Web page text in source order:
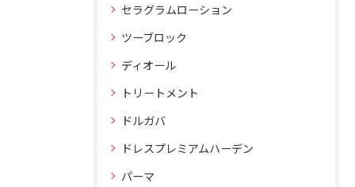
セラグラムローション
ツーブロック
ディオール
トリートメント
ドルガバ
ドレスプレミアムハーデン
パーマ